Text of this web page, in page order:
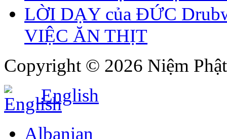
LỜI DẠY của ĐỨC
VIỆC ĂN THỊT
Copyright © 2026 Niệm
English
Albanian